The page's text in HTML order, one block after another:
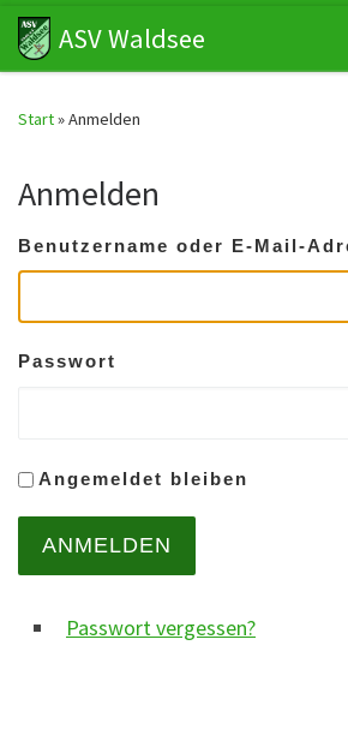
Zum Inhalt springen
ASV Waldsee
Start»Anmelden
Anmelden
Benutzername oder E-Mail-
Passwort
Angemeldet bleiben
ANMELDEN
Passwort vergessen?